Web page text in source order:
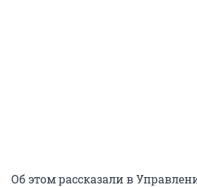
Об этом рассказали в